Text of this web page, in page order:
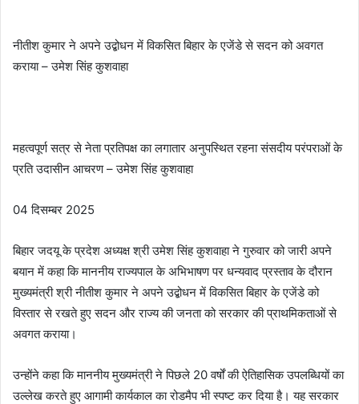
नीतीश कुमार ने अपने उद्बोधन में विकसित बिहार के एजेंडे से सदन को अवगत
कराया – उमेश सिंह कुशवाहा
महत्वपूर्ण सत्र से नेता प्रतिपक्ष का लगातार अनुपस्थित रहना संसदीय परंपराओं के
प्रति उदासीन आचरण – उमेश सिंह कुशवाहा
04 दिसम्बर 2025
बिहार जदयू के प्रदेश अध्यक्ष श्री उमेश सिंह कुशवाहा ने गुरुवार को जारी अपने
बयान में कहा कि माननीय राज्यपाल के अभिभाषण पर धन्यवाद प्रस्ताव के दौरान
मुख्यमंत्री श्री नीतीश कुमार ने अपने उद्बोधन में विकसित बिहार के एजेंडे को
विस्तार से रखते हुए सदन और राज्य की जनता को सरकार की प्राथमिकताओं से
अवगत कराया।
उन्होंने कहा कि माननीय मुख्यमंत्री ने पिछले 20 वर्षों की ऐतिहासिक उपलब्धियों का
उल्लेख करते हुए आगामी कार्यकाल का रोडमैप भी स्पष्ट कर दिया है। यह सरकार